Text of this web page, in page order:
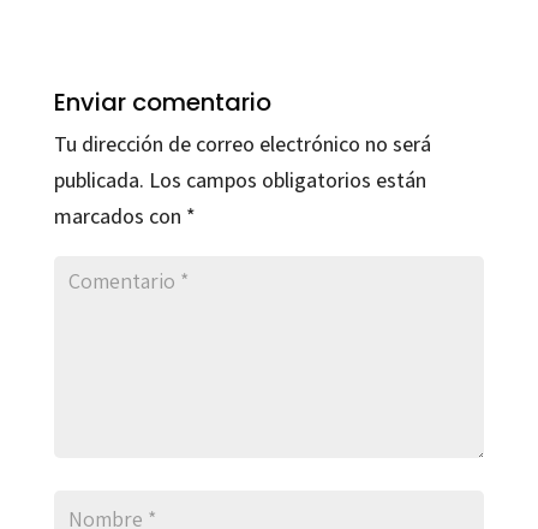
Enviar comentario
Tu dirección de correo electrónico no será
publicada. Los campos obligatorios están
marcados con *